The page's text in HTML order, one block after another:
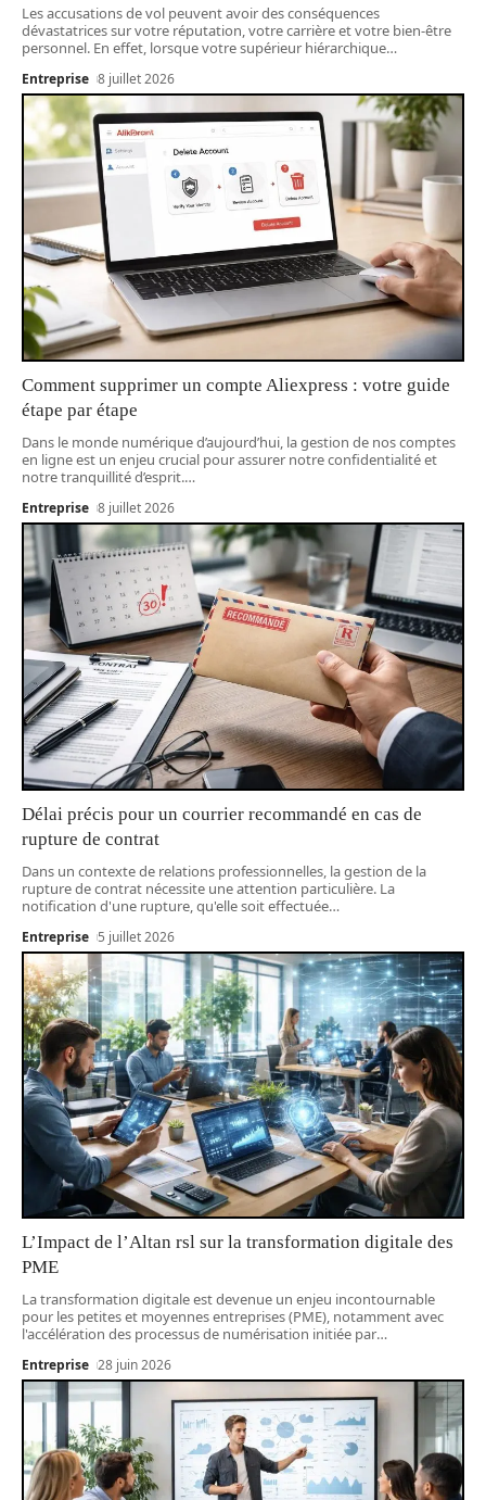
Les accusations de vol peuvent avoir des conséquences
dévastatrices sur votre réputation, votre carrière et votre bien-être
personnel. En effet, lorsque votre supérieur hiérarchique…
Entreprise 8 juillet 2026
Comment supprimer un compte Aliexpress : votre guide
étape par étape
Dans le monde numérique d’aujourd’hui, la gestion de nos comptes
en ligne est un enjeu crucial pour assurer notre confidentialité et
notre tranquillité d’esprit.…
Entreprise 8 juillet 2026
Délai précis pour un courrier recommandé en cas de
rupture de contrat
Dans un contexte de relations professionnelles, la gestion de la
rupture de contrat nécessite une attention particulière. La
notification d'une rupture, qu'elle soit effectuée…
Entreprise 5 juillet 2026
L’Impact de l’Altan rsl sur la transformation digitale des
PME
La transformation digitale est devenue un enjeu incontournable
pour les petites et moyennes entreprises (PME), notamment avec
l'accélération des processus de numérisation initiée par…
Entreprise 28 juin 2026